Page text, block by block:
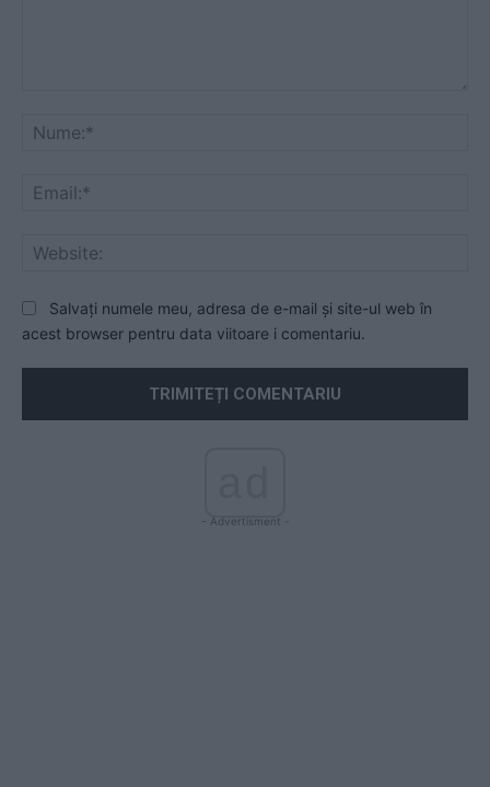
Salvați numele meu, adresa de e-mail și site-ul web în
acest browser pentru data viitoare i comentariu.
- Advertisment -